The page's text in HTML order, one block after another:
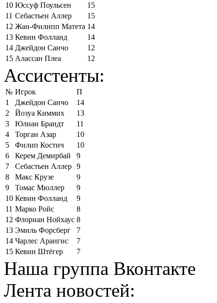
10 Юссуф Поульсен
15
11 Себастьен Аллер
15
12 Жан-Филипп Матета 14
13 Кевин Фолланд
14
14 Джейдон Санчо
12
15 Алассан Плеа 12
Ассистенты:
№ Игрок
П
1
Джейдон Санчо
14
2
Йозуа Киммих
13
3
Юлиан Брандт
11
4
Торган Азар
10
5
Филип Костич
10
6
Керем Демирбай
9
7
Себастьен Аллер 9
8
Макс Крузе
9
9
Томас Мюллер
9
10 Кевин Фолланд
9
11 Марко Ройс
8
12 Флориан Нойхаус 8
13 Эмиль Форсберг
7
14 Чарлес Арангис
7
15 Кевин Штёгер 7
Наша группа Вконтакте
Лента новостей: